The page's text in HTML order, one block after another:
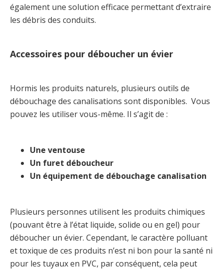
également une solution efficace permettant d’extraire
les débris des conduits.
Accessoires pour déboucher un évier
Hormis les produits naturels, plusieurs outils de
débouchage des canalisations sont disponibles. Vous
pouvez les utiliser vous-même. Il s’agit de :
Une ventouse
Un furet déboucheur
Un équipement de débouchage canalisation
Plusieurs personnes utilisent les produits chimiques
(pouvant être à l’état liquide, solide ou en gel) pour
déboucher un évier. Cependant, le caractère polluant
et toxique de ces produits n’est ni bon pour la santé ni
pour les tuyaux en PVC, par conséquent, cela peut